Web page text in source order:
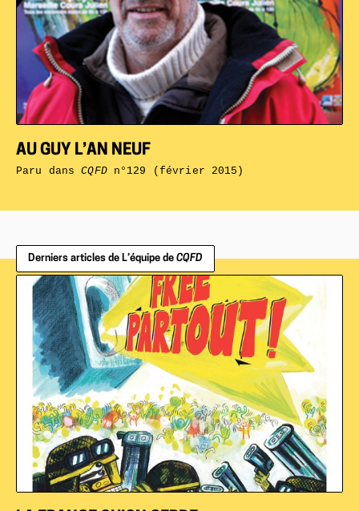
AU GUY L’AN NEUF
Paru dansCQFDn°129 (février 2015)
Derniers articles de L’équipe de CQFD